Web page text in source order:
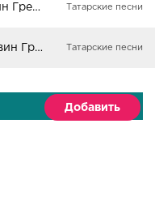
Эльбрус Джанмирзоев, Элвин Грей - пошел налево Татарские песни
Эльбрус Джанмирзоев & Элвин Грей - Пошёл налево Татарские песни
Добавить